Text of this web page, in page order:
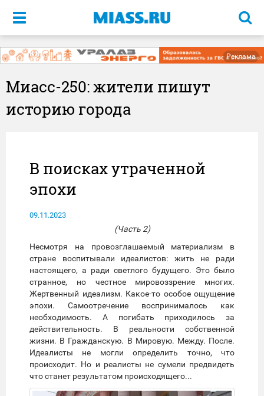
Меню
Реклама
Миасс-250: жители пишут
историю города
В поисках утраченной
эпохи
09.11.2023
(Часть 2)
Несмотря на провозглашаемый материализм в
стране воспитывали идеалистов: жить не ради
настоящего, а ради светлого будущего. Это было
странное, но честное мировоззрение многих.
Жертвенный идеализм. Какое-то особое ощущение
эпохи. Самоотречение воспринималось как
необходимость. А погибать приходилось за
действительность. В реальности собственной
жизни. В Гражданскую. В Мировую. Между. После.
Идеалисты не могли определить точно, что
происходит. Но и реалисты не сумели предвидеть
что станет результатом происходящего...